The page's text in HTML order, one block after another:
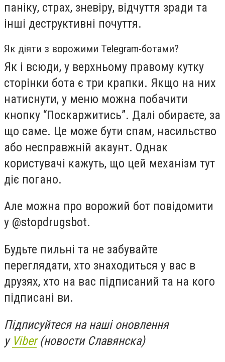
паніку, страх, зневіру, відчуття зради та
інші деструктивні почуття.
Як діяти з ворожими Telegram-ботами?
Як і всюди, у верхньому правому кутку
сторінки бота є три крапки. Якщо на них
натиснути, у меню можна побачити
кнопку “Поскаржитись”. Далі обираєте, за
що саме. Це може бути спам, насильство
або несправжній акаунт. Однак
користувачі кажуть, що цей механізм тут
діє погано.
Але можна про ворожий бот повідомити
у @stopdrugsbot.
Будьте пильні та не забувайте
переглядати, хто знаходиться у вас в
друзях, хто на вас підписаний та на кого
підписані ви.
Підписуйтеся на наші оновлення
у Viber(новости Славянска)